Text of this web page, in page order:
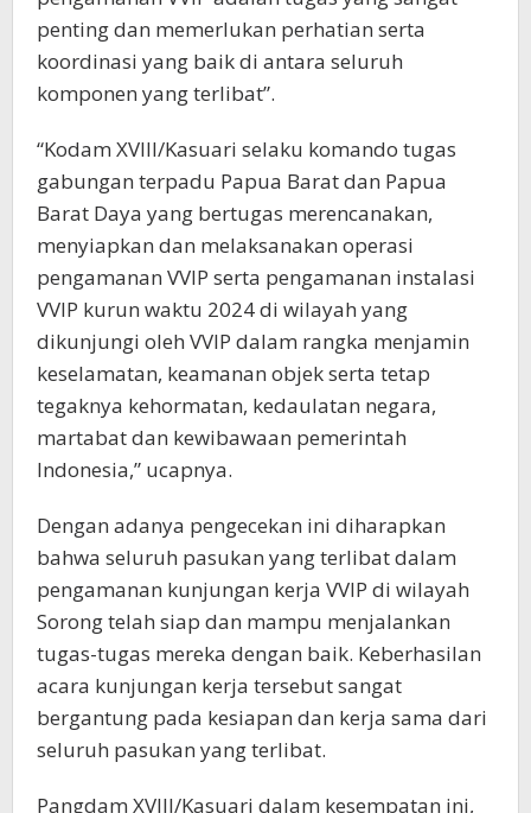
penting dan memerlukan perhatian serta
koordinasi yang baik di antara seluruh
komponen yang terlibat”.
“Kodam XVIII/Kasuari selaku komando tugas
gabungan terpadu Papua Barat dan Papua
Barat Daya yang bertugas merencanakan,
menyiapkan dan melaksanakan operasi
pengamanan VVIP serta pengamanan instalasi
VVIP kurun waktu 2024 di wilayah yang
dikunjungi oleh VVIP dalam rangka menjamin
keselamatan, keamanan objek serta tetap
tegaknya kehormatan, kedaulatan negara,
martabat dan kewibawaan pemerintah
Indonesia,” ucapnya.
Dengan adanya pengecekan ini diharapkan
bahwa seluruh pasukan yang terlibat dalam
pengamanan kunjungan kerja VVIP di wilayah
Sorong telah siap dan mampu menjalankan
tugas-tugas mereka dengan baik. Keberhasilan
acara kunjungan kerja tersebut sangat
bergantung pada kesiapan dan kerja sama dari
seluruh pasukan yang terlibat.
Pangdam XVIII/Kasuari dalam kesempatan ini,